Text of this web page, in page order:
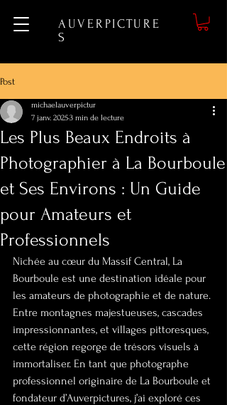
AUVERPICTURE
S
Post
Les Plus Beaux Endroits à
Photographier à La Bourboule
et Ses Environs : Un Guide
pour Amateurs et
Professionnels
michaelauverpictur
7 janv. 20253 min de lecture
Nichée au cœur du Massif Central, La
Bourboule est une destination idéale pour
les amateurs de photographie et de nature.
Entre montagnes majestueuses, cascades
impressionnantes, et villages pittoresques,
cette région regorge de trésors visuels à
immortaliser. En tant que photographe
professionnel originaire de La Bourboule et
fondateur d’Auverpictures, j’ai exploré ces